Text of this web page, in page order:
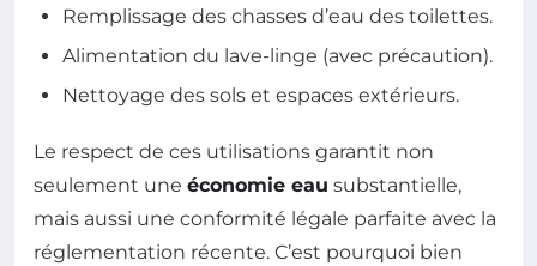
Remplissage des chasses d’eau des toilettes.
Alimentation du lave-linge (avec précaution).
Nettoyage des sols et espaces extérieurs.
Le respect de ces utilisations garantit non
seulement une économie eau substantielle,
mais aussi une conformité légale parfaite avec la
réglementation récente. C’est pourquoi bien